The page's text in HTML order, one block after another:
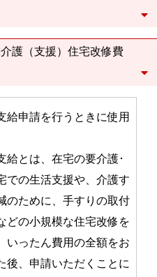
護（支援）住宅改修費
給申請を行うときに使用
給とは、在宅の要介護･
での生活支援や、介護す
のために、手すりの取付
どの小規模な住宅改修を
いったん費用の全額をお
後、申請いただくことに